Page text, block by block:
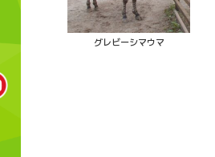
グレビーシマウマ